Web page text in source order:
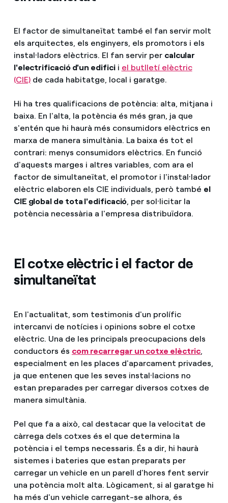
El factor de simultaneïtat també el fan servir molt
els arquitectes, els enginyers, els promotors i els
instal·ladors elèctrics. El fan servir per calcular
l'electrificació d'un edificii el butlletí elèctric
(CIE)de cada habitatge, local i garatge.
Hi ha tres qualificacions de potència: alta, mitjana i
baixa. En l'alta, la potència és més gran, ja que
s'entén que hi haurà més consumidors elèctrics en
marxa de manera simultània. La baixa és tot el
contrari: menys consumidors elèctrics. En funció
d'aquests marges i altres variables, com ara el
factor de simultaneïtat, el promotor i l'instal·lador
elèctric elaboren els CIE individuals, però també el
CIE global de tota l'edificació , per sol·licitar la
potència necessària a l'empresa distribuïdora.
El cotxe elèctric i el factor de
simultaneïtat
En l'actualitat, som testimonis d'un prolífic
intercanvi de notícies i opinions sobre el cotxe
elèctric. Una de les principals preocupacions dels
conductors és com recarregar un cotxe elèctric,
especialment en les places d'aparcament privades,
ja que entenen que les seves instal·lacions no
estan preparades per carregar diversos cotxes de
manera simultània.
Pel que fa a això, cal destacar que la velocitat de
càrrega dels cotxes és el que determina la
potència i el temps necessaris. És a dir, hi haurà
sistemes i bateries que estan preparats per
carregar un vehicle en un parell d'hores fent servir
una potència molt alta. Lògicament, si al garatge hi
ha més d'un vehicle carregant-se alhora, és